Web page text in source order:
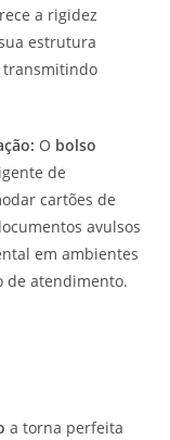
a rigidez
estrutura
transmitindo
O bolso
de
cartões de
avulsos
em ambientes
de atendimento.
a torna perfeita